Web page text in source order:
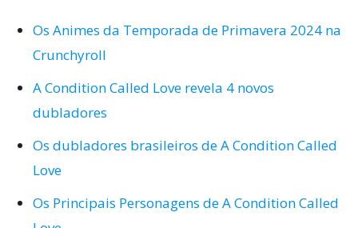
Os Animes da Temporada de Primavera 2024 na
Crunchyroll
A Condition Called Love revela 4 novos
dubladores
Os dubladores brasileiros de A Condition Called
Love
Os Principais Personagens de A Condition Called